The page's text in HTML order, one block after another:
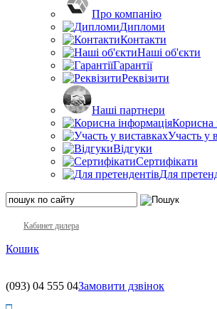
Про компанію
Дипломи
Контакти
Наші об'єкти
Гарантії
Реквізити
Наші партнери
Корисна
Участь у
Відгуки
Сертифікати
Для
Кабинет дилера
Кошик
(093) 04 555 04Замовити дзвінок